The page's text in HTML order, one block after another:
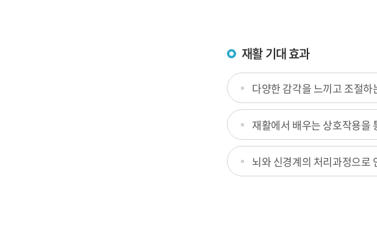
재활 기대 효과
다양한 감각을 느끼고 조절
재활에서 배우는 상호작용을
뇌와 신경계의 처리과정으로